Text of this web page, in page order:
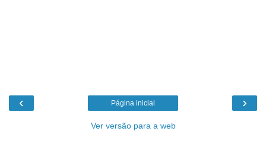
‹ ›
Página inicial
Ver versão para a web